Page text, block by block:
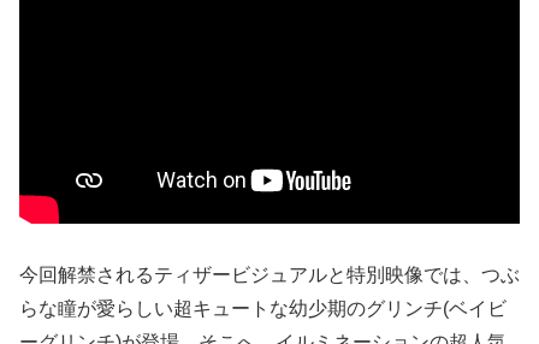
今回解禁されるティザービジュアルと特別映像では、つぶ
らな瞳が愛らしい超キュートな幼少期のグリンチ(ベイビ